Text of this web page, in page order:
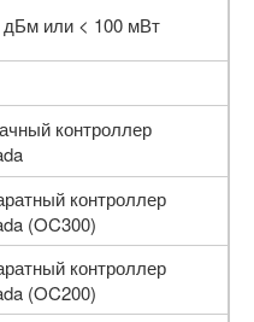
дБм или < 100 мВт
контроллер
контроллер
(OC300)
контроллер
(OC200)